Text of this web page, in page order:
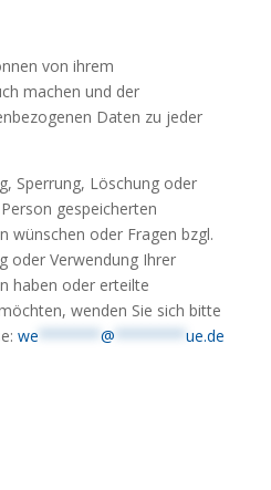
von ihrem
machen und der
Daten zu jeder
Sperrung, Löschung oder
gespeicherten
wünschen oder Fragen bzgl.
oder Verwendung Ihrer
haben oder erteilte
wenden Sie sich bitte
we ******* @ ******** ue.de